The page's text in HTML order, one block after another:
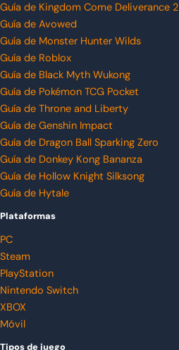
Guía de Kingdom Come Deliverance 2
Guía de Avowed
Guía de Monster Hunter Wilds
Guía de Roblox
Guía de Black Myth Wukong
Guía de Pokémon TCG Pocket
Guía de Throne and Liberty
Guía de Genshin Impact
Guía de Dragon Ball Sparking Zero
Guía de Donkey Kong Bananza
Guía de Hollow Knight Silksong
Guía de Hytale
Plataformas
PC
Steam
PlayStation
Nintendo Switch
XBOX
Móvil
Tipos de juego